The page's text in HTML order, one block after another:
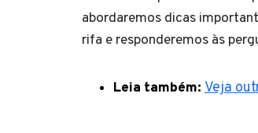
abordaremos dicas
rifa e responderemos às
Leia também: Veja